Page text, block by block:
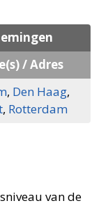
/ Adres
, Den Haag,
, Rotterdam
van de